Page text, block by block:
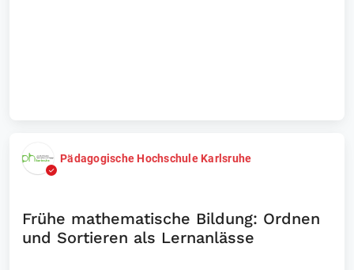
Pädagogische Hochschule Karlsruhe
Frühe mathematische Bildung: Ordnen
und Sortieren als Lernanlässe